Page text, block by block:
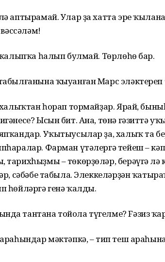
аптырамай. Улар ҙа хатта эре
һалып булмай. Төрлөһө бар.
ҡыуанған Марс
халыҡтан һорап тормайҙар. Ярай,
Ысын бит. Ана, төнә гәзиттә
Уҡытыусылар ҙа, халыҡ та
Фарман үтәлергә тейеш –
– төкөрҙөләр, берәүгә
сәбәбе табыла. Элеккеләрҙән
һөйләргә генә ҡалды.
тантана тойола түгелме? Fәзиз
мәктәпкә, – тип теш